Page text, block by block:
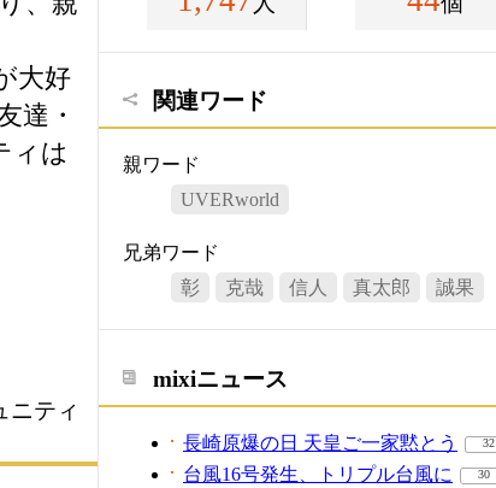
大好
達・
ィは
ニティ
関連ワード
親ワード
UVERworld
兄弟ワード
彰
克哉 信人 真太郎 誠果
mixiニュース
長崎原爆の日 天皇ご一家黙とう 32
台風16号発生、トリプル台風に 30